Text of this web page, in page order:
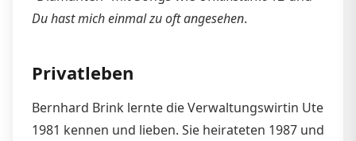
Du hast mich einmal zu oft angesehen.
Privatleben
Bernhard Brink lernte die Verwaltungswirtin Ute
1981 kennen und lieben. Sie heirateten 1987 und